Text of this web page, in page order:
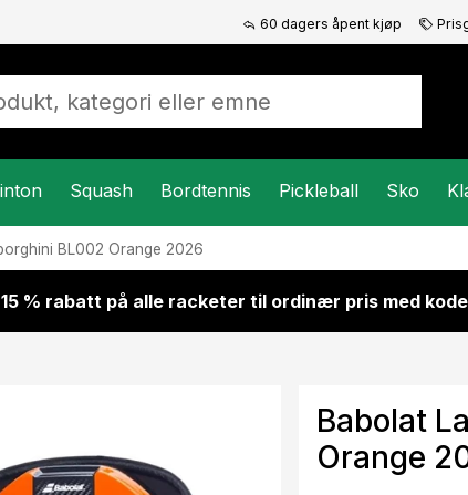
60 dagers åpent kjøp
Squash Bordtennis Pickleball Sko
BL002 Orange 2026
15 % rabatt på alle racketer til ordinær pris med
Babolat
Orange